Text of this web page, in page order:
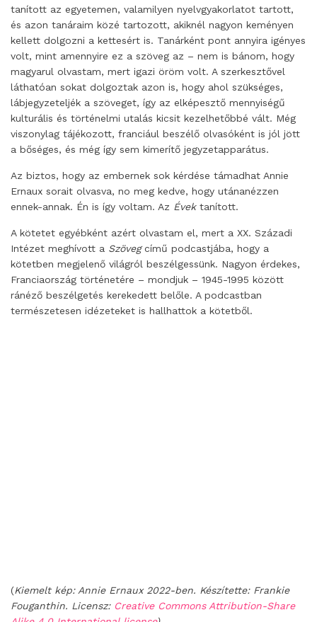
tanított az egyetemen, valamilyen nyelvgyakorlatot tartott,
és azon tanáraim közé tartozott, akiknél nagyon keményen
kellett dolgozni a kettesért is. Tanárként pont annyira igényes
volt, mint amennyire ez a szöveg az – nem is bánom, hogy
magyarul olvastam, mert igazi öröm volt. A szerkesztővel
láthatóan sokat dolgoztak azon is, hogy ahol szükséges,
lábjegyzeteljék a szöveget, így az elképesztő mennyiségű
kulturális és történelmi utalás kicsit kezelhetőbbé vált. Még
viszonylag tájékozott, franciául beszélő olvasóként is jól jött
a bőséges, és még így sem kimerítő jegyzetapparátus.
Az biztos, hogy az embernek sok kérdése támadhat Annie
Ernaux sorait olvasva, no meg kedve, hogy utánanézzen
ennek-annak. Én is így voltam. Az Évek tanított.
A kötetet egyébként azért olvastam el, mert a XX. Századi
Intézet meghívott a Szövegcímű podcastjába, hogy a
kötetben megjelenő világról beszélgessünk. Nagyon érdekes,
Franciaország történetére – mondjuk – 1945-1995 között
ránéző beszélgetés kerekedett belőle. A podcastban
természetesen idézeteket is hallhattok a kötetből.
(Kiemelt kép: Annie Ernaux 2022-ben. Készítette: Frankie
Fouganthin. Licensz: Creative Commons Attribution-Share